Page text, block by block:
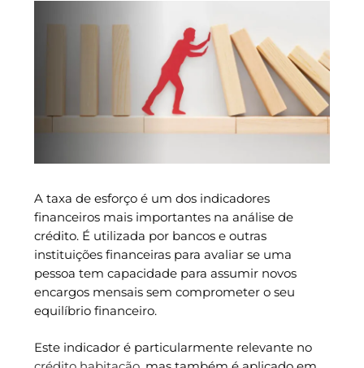
A taxa de esforço é um dos indicadores
financeiros mais importantes na análise de
crédito. É utilizada por bancos e outras
instituições financeiras para avaliar se uma
pessoa tem capacidade para assumir novos
encargos mensais sem comprometer o seu
equilíbrio financeiro.
Este indicador é particularmente relevante no